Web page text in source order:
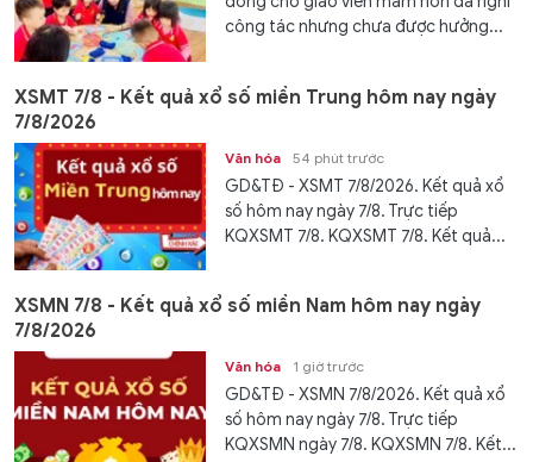
công tác nhưng chưa được hưởng...
XSMT 7/8 - Kết quả xổ số miền Trung hôm nay ngày
7/8/2026
Văn hóa 54 phút trước
GD&TĐ - XSMT 7/8/2026. Kết quả xổ
số hôm nay ngày 7/8. Trực tiếp
KQXSMT 7/8. KQXSMT 7/8. Kết quả...
XSMN 7/8 - Kết quả xổ số miền Nam hôm nay ngày
7/8/2026
Văn hóa 1 giờ trước
GD&TĐ - XSMN 7/8/2026. Kết quả xổ
số hôm nay ngày 7/8. Trực tiếp
KQXSMN ngày 7/8. KQXSMN 7/8. Kết...